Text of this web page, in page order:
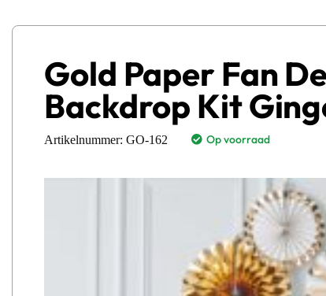
Gold Paper Fan
Backdrop Kit
Artikelnummer: GO-162 Op voorraad